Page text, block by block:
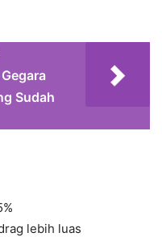
Sudah
lebih luas